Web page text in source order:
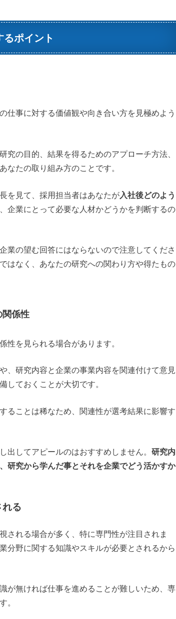
ポイント
仕事に対する価値観や向き合い方を見極めよう
の目的、結果を得るためのアプローチ方法、
なたの取り組み方のことです。
を見て、採用担当者はあなたが 入社後どのよう
企業にとって必要な人材かどうかを判断するの
業の望む回答にはならないので注意してくださ
はなく、あなたの研究への関わり方や得たもの
関係性
性を見られる場合があります。
、研究内容と企業の事業内容を関連付けて意見
しておくことが大切です。
ることは稀なため、関連性が選考結果に影響す
出してアピールのはおすすめしません。 研究内
研究から学んだ事とそれを企業でどう活かすか
る
される場合が多く、特に専門性が注目されま
分野に関する知識やスキルが必要とされるから
が無ければ仕事を進めることが難しいため、専
。